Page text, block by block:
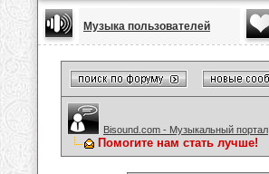
Музыка пользователей
Bisound.com - Музыкальный портал
Помогите нам стать лучше!